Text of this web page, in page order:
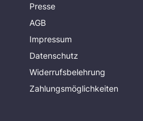
Presse
AGB
Impressum
Datenschutz
Widerrufsbelehrung
Zahlungsmöglichkeiten